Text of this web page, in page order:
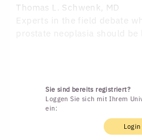
Thomas L. Schwenk, MD
Experts in the field debate
Sie sind bereits registriert?
Loggen Sie sich mit Ihrem
ein:
Login